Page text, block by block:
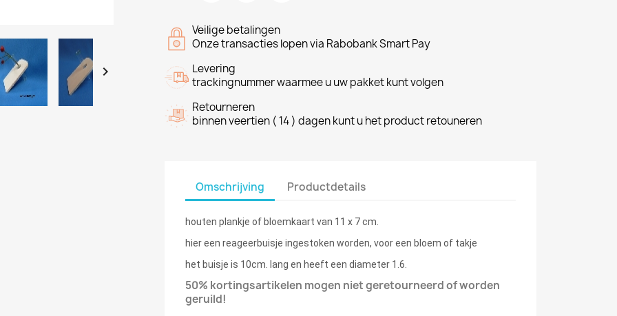

Veilige betalingen
Onze transacties lopen via Rabobank Smart Pay
Levering
trackingnummer waarmee u uw pakket kunt volgen
Retourneren
binnen veertien ( 14 ) dagen kunt u het product retouneren
Omschrijving Productdetails
houten plankje of bloemkaart van 11 x 7 cm.
hier een reageerbuisje ingestoken worden, voor een bloem of takje
het buisje is 10cm. lang en heeft een diameter 1.6.
50% kortingsartikelen mogen niet geretourneerd of worden
geruild!